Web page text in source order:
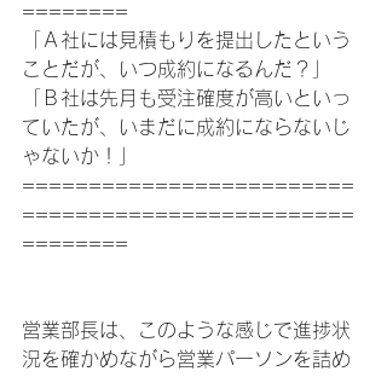
========
「Ａ社には見積もりを提出したという
ことだが、いつ成約になるんだ？」
「Ｂ社は先月も受注確度が高いといっ
ていたが、いまだに成約にならないじ
ゃないか！」
=========================
=========================
========
営業部長は、このような感じで進捗状
況を確かめながら営業パーソンを詰め